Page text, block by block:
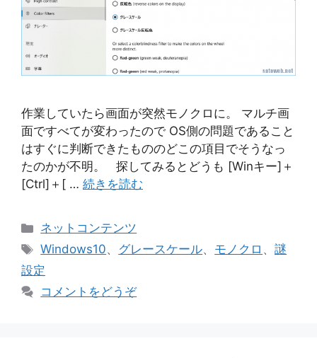
作業していたら画面が突然モノクロに。 マルチ画
面ですべてが変わったので OS側の問題であること
はすぐに判断できたもののどこの項目でそうなっ
たのかが不明。 探してみるとどうも [Winキー]＋
[Ctrl]＋[ … 続きを読む
カ
テ
リ
ー
ネットコンテンツ
タ
グ
Windows10、 グレースケール、 モノクロ 、謎
設定
コメントをどうぞ